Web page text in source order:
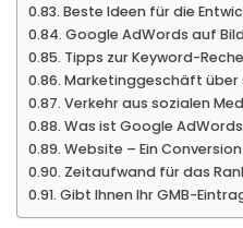
Beste Ideen für die
Google AdWords auf
Tipps zur Keyword-
Marketinggeschäft über
Verkehr aus sozialen
Was ist Google
Website – Ein
Zeitaufwand für das
Gibt Ihnen Ihr GMB-